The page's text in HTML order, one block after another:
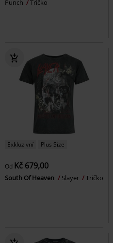
Punch Tričko
Exkluzivní Plus Size
Od Kč 679,00
South Of Heaven Slayer Tričko